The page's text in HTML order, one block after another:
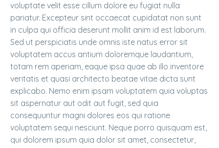
voluptate velit esse cillum dolore eu fugiat nulla
pariatur. Excepteur sint occaecat cupidatat non sunt
in culpa qui officia deserunt mollit anim id est laborum.
Sed ut perspiciatis unde omnis iste natus error sit
voluptatem accus antium doloremque laudantium,
totam rem aperiam, eaque ipsa quae ab illo inventore
veritatis et quasi architecto beatae vitae dicta sunt
explicabo. Nemo enim ipsam voluptatem quia voluptas
sit aspernatur aut odit aut fugit, sed quia
consequuntur magni dolores eos qui ratione
voluptatem sequi nesciunt. Neque porro quisquam est,
qui dolorem ipsum quia dolor sit amet, consectetur,